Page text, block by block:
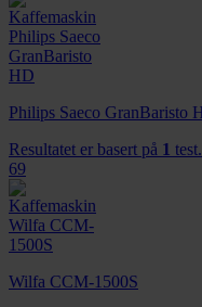
Philips Saeco GranBaristo
Resultatet er basert på 1 test.
69
Wilfa CCM-1500S